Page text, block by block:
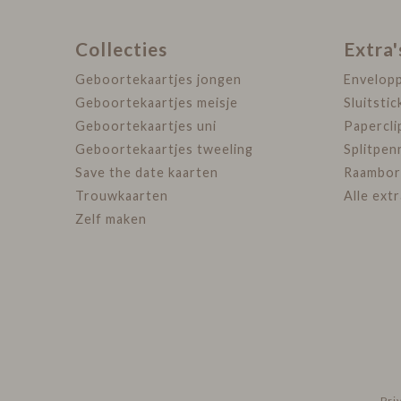
Collecties
Geboortekaartjes jongen
Geboortekaartjes meisje
Geboortekaartjes uni
Geboortekaartjes tweeling
Save the date kaarten
Trouwkaarten
Zelf maken
Alle